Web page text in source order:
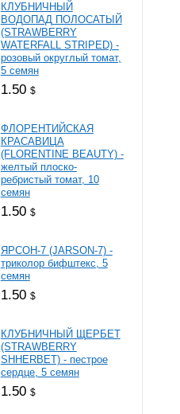
КЛУБНИЧНЫЙ
ВОДОПАД ПОЛОСАТЫЙ
(STRAWBERRY
WATERFALL STRIPED) -
розовый округлый томат,
5 семян
1.50 $
ФЛОРЕНТИЙСКАЯ
КРАСАВИЦА
(FLORENTINE BEAUTY) -
желтый плоско-
ребристый томат, 10
семян
1.50 $
ЯРСОН-7 (JARSON-7) -
триколор бифштекс, 5
семян
1.50 $
КЛУБНИЧНЫЙ ЩЕРБЕТ
(STRAWBERRY
SHHERBET) - пестрое
сердце, 5 семян
1.50 $